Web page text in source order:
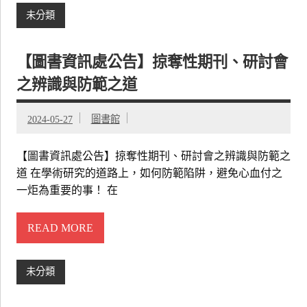
未分類
【圖書資訊處公告】掠奪性期刊、研討會
之辨識與防範之道
2024-05-27 圖書館
【圖書資訊處公告】掠奪性期刊、研討會之辨識與防範之
道 在學術研究的道路上，如何防範陷阱，避免心血付之
一炬為重要的事！ 在
READ MORE
未分類